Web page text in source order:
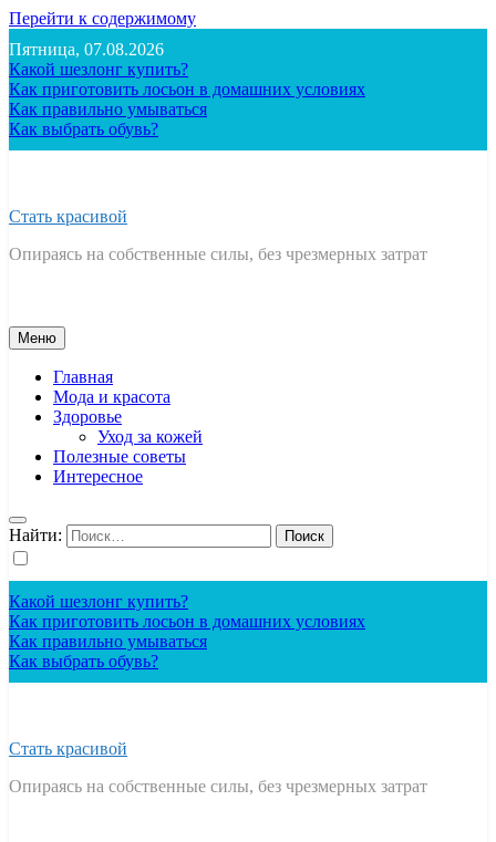
Перейти к содержимому
Пятница, 07.08.2026
Какой шезлонг купить?
Как приготовить лосьон в домашних условиях
Как правильно умываться
Как выбрать обувь?
Стать красивой
Опираясь на собственные силы, без чрезмерных затрат
Меню
Главная
Мода и красота
Здоровье
Уход за кожей
Полезные советы
Интересное
Найти:
Какой шезлонг купить?
Как приготовить лосьон в домашних условиях
Как правильно умываться
Как выбрать обувь?
Стать красивой
Опираясь на собственные силы, без чрезмерных затрат